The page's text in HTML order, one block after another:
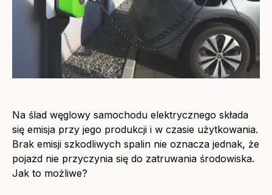
Na ślad węglowy samochodu elektrycznego składa
się emisja przy jego produkcji i w czasie użytkowania.
Brak emisji szkodliwych spalin nie oznacza jednak, że
pojazd nie przyczynia się do zatruwania środowiska.
Jak to możliwe?